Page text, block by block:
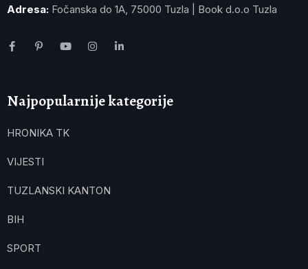
Adresa: Fočanska do 1A, 75000 Tuzla | Book d.o.o Tuzla
Najpopularnije kategorije
HRONIKA TK
VIJESTI
TUZLANSKI KANTON
BIH
SPORT